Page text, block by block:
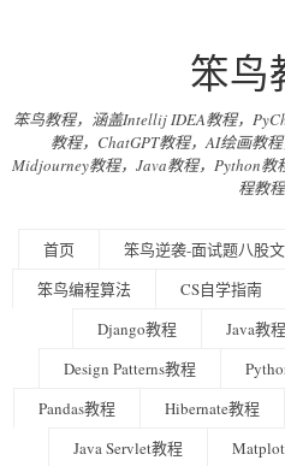
笨鸟
笨鸟教程，涵盖Intellij IDEA教程，
教程，ChatGPT教程，AI绘画教
Midjourney教程，Java教程，Python
程教程
首页 笨鸟逆袭-面试题八股文
笨鸟编程算法
CS自学指南
Django教程
Java教程
Design Patterns教程
Pandas教程
Hibernate教程
Java Servlet教程